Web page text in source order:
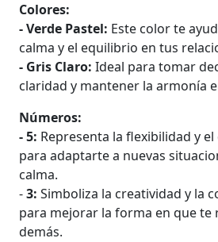
Colores:
- Verde Pastel: Este color te
calma y el equilibrio en tus
- Gris Claro: Ideal para tomar
claridad y mantener la armonía
Números:
- 5: Representa la flexibilidad y
para adaptarte a nuevas
calma.
-3: Simboliza la creatividad y la
para mejorar la forma en que te
demás.